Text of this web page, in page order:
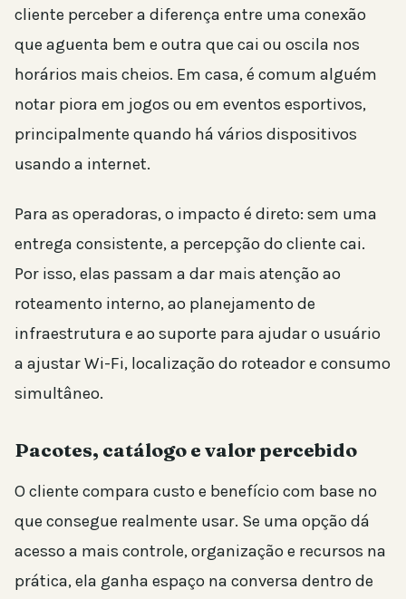
cliente perceber a diferença entre uma conexão
que aguenta bem e outra que cai ou oscila nos
horários mais cheios. Em casa, é comum alguém
notar piora em jogos ou em eventos esportivos,
principalmente quando há vários dispositivos
usando a internet.
Para as operadoras, o impacto é direto: sem uma
entrega consistente, a percepção do cliente cai.
Por isso, elas passam a dar mais atenção ao
roteamento interno, ao planejamento de
infraestrutura e ao suporte para ajudar o usuário
a ajustar Wi-Fi, localização do roteador e consumo
simultâneo.
Pacotes, catálogo e valor percebido
O cliente compara custo e benefício com base no
que consegue realmente usar. Se uma opção dá
acesso a mais controle, organização e recursos na
prática, ela ganha espaço na conversa dentro de